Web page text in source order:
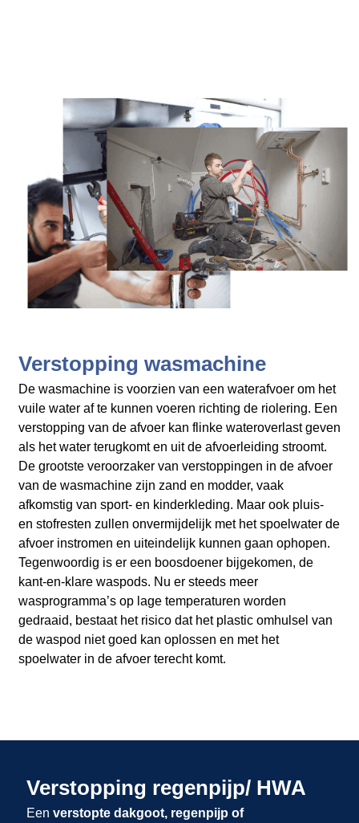
Verstopping wasmachine
De wasmachine is voorzien van een waterafvoer om het
vuile water af te kunnen voeren richting de riolering. Een
verstopping van de afvoer kan flinke wateroverlast geven
als het water terugkomt en uit de afvoerleiding stroomt.
De grootste veroorzaker van verstoppingen in de afvoer
van de wasmachine zijn zand en modder, vaak
afkomstig van sport- en kinderkleding. Maar ook pluis-
en stofresten zullen onvermijdelijk met het spoelwater de
afvoer instromen en uiteindelijk kunnen gaan ophopen.
Tegenwoordig is er een boosdoener bijgekomen, de
kant-en-klare waspods. Nu er steeds meer
wasprogramma’s op lage temperaturen worden
gedraaid, bestaat het risico dat het plastic omhulsel van
de waspod niet goed kan oplossen en met het
spoelwater in de afvoer terecht komt.
Verstopping regenpijp/ HWA
Een verstopte dakgoot, regenpijp of